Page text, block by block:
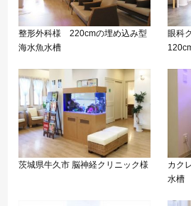
整形外科様 220cmの埋め込み型
海水魚水槽
眼科
茨城県牛久市 脳神経クリニック様
カク
水槽